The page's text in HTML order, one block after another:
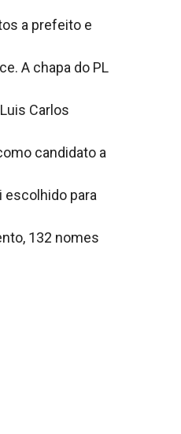
a prefeito e
A chapa do PL
Carlos
candidato a
escolhido para
132 nomes